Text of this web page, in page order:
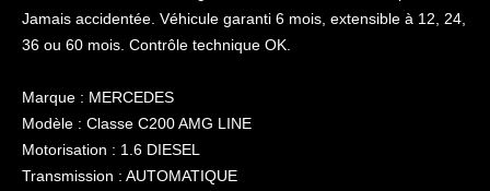
Jamais accidentée. Véhicule garanti 6 mois, extensible à 12, 24,
36 ou 60 mois. Contrôle technique OK.
Marque : MERCEDES
Modèle : Classe C200 AMG LINE
Motorisation : 1.6 DIESEL
Transmission : AUTOMATIQUE